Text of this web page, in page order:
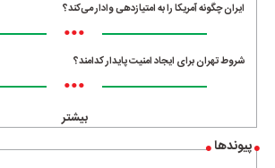
ایران چگونه آمریکا را به امتیازدهی وادار می‌کند؟
•••
شروط تهران برای ایجاد امنیت پایدار کدامند؟
•••
بیشتر
پیوندها